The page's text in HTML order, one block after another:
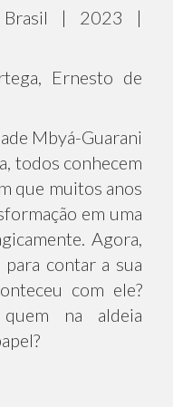
Brasil | 2023 |
Ernesto de
Mbyá-Guarani
todos conhecem
que muitos anos
em uma
Agora,
contar a sua
com ele?
na aldeia